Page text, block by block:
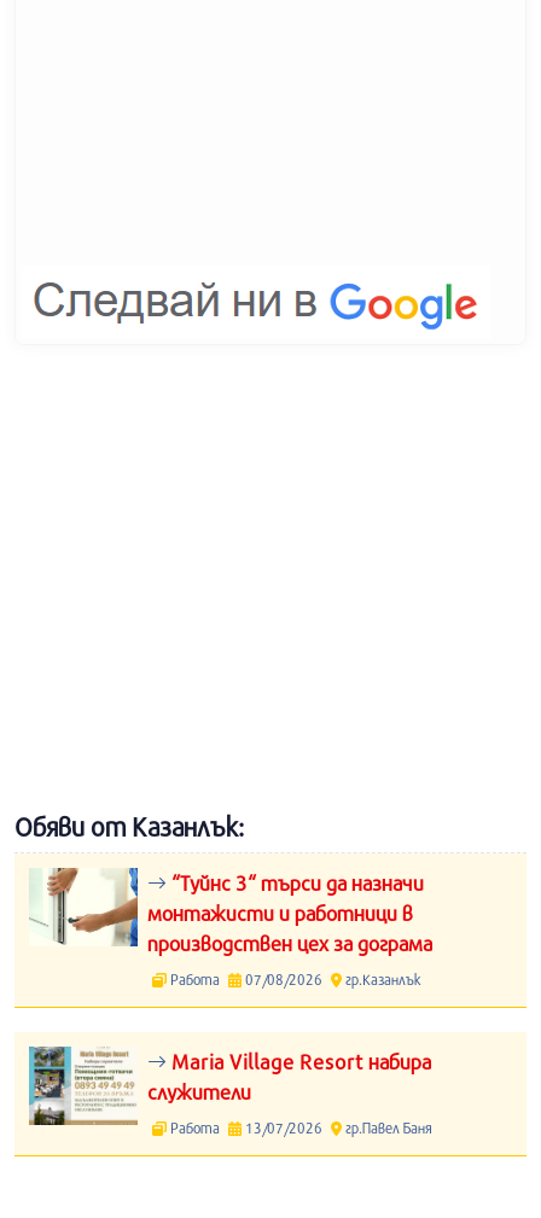
Обяви от Казанлък:
“Туйнс 3“ търси да назначи
монтажисти и работници в
производствен цех за дограма
Работа 07/08/2026 гр.Казанлък
Maria Village Resort набира
служители
Работа 13/07/2026 гр.Павел Баня